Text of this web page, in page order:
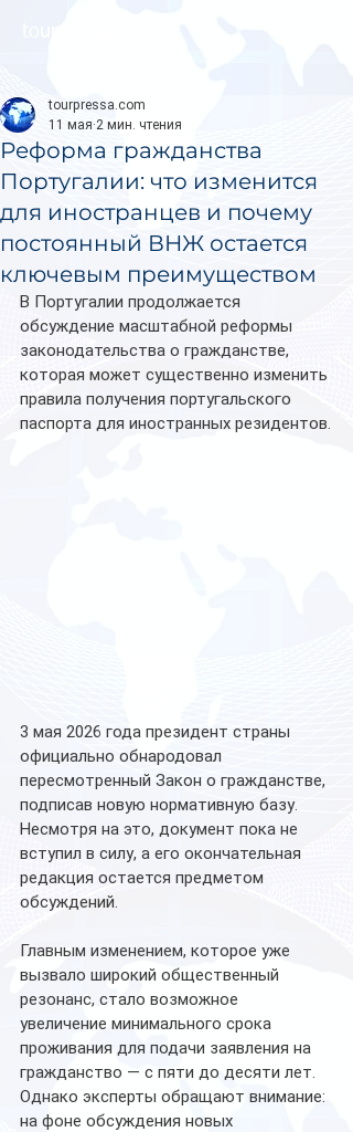
Реформа гражданства
Португалии: что изменится
для иностранцев и почему
постоянный ВНЖ остается
ключевым преимуществом
tourpressa.com
11 мая 2 мин. чтения
В Португалии продолжается
обсуждение масштабной реформы
законодательства о гражданстве,
которая может существенно изменить
правила получения португальского
паспорта для иностранных резидентов.
3 мая 2026 года президент страны
официально обнародовал
пересмотренный Закон о гражданстве,
подписав новую нормативную базу.
Несмотря на это, документ пока не
вступил в силу, а его окончательная
редакция остается предметом
обсуждений.
Главным изменением, которое уже
вызвало широкий общественный
резонанс, стало возможное
увеличение минимального срока
проживания для подачи заявления на
гражданство — с пяти до десяти лет.
Однако эксперты обращают внимание:
на фоне обсуждения новых